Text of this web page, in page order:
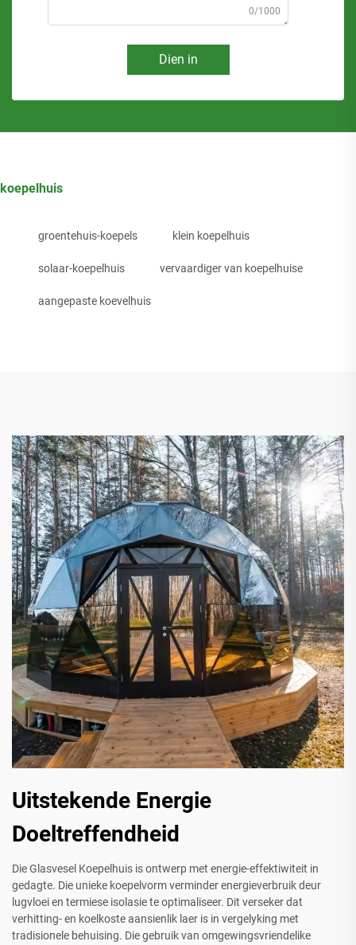
0/1000
Dien in
koepelhuis
groentehuis-koepels klein koepelhuis
solaar-koepelhuis vervaardiger van koepelhuise
aangepaste koevelhuis
Uitstekende Energie
Doeltreffendheid
Die Glasvesel Koepelhuis is ontwerp met energie-effektiwiteit in
gedagte. Die unieke koepelvorm verminder energieverbruik deur
lugvloei en termiese isolasie te optimaliseer. Dit verseker dat
verhitting- en koelkoste aansienlik laer is in vergelyking met
tradisionele behuising. Die gebruik van omgewingsvriendelike